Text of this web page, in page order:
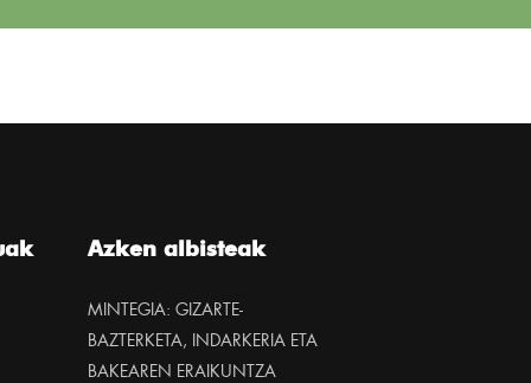
Azken albisteak
MINTEGIA: GIZARTE-
BAZTERKETA, INDARKERIA ETA
BAKEAREN ERAIKUNTZA